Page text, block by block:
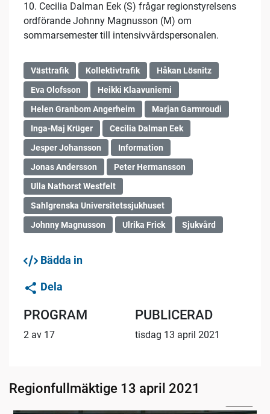
10. Cecilia Dalman Eek (S) frågar regionstyrelsens
ordförande Johnny Magnusson (M) om
sommarsemester till intensivvårdspersonalen.
Västtrafik Kollektivtrafik
Håkan Lösnitz
Eva Olofsson
Heikki Klaavuniemi
Helen Granbom Angerheim
Marjan Garmroudi
Inga-Maj Krüger
Cecilia Dalman Eek
Jesper Johansson
Information
Jonas Andersson
Peter Hermansson
Ulla Nathorst Westfelt
Sahlgrenska Universitetssjukhuset
Johnny Magnusson
Ulrika Frick Sjukvård
Bädda in
Dela
PROGRAM
2 av 17
PUBLICERAD
tisdag 13 april 2021
Regionfullmäktige 13 april 2021